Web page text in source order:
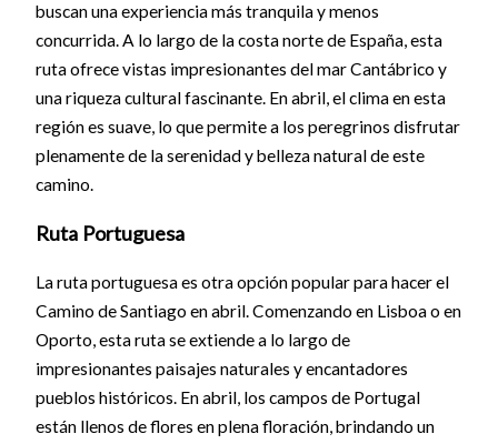
buscan una experiencia más tranquila y menos
concurrida. A lo largo de la costa norte de España, esta
ruta ofrece vistas impresionantes del mar Cantábrico y
una riqueza cultural fascinante. En abril, el clima en esta
región es suave, lo que permite a los peregrinos disfrutar
plenamente de la serenidad y belleza natural de este
camino.
Ruta Portuguesa
La ruta portuguesa es otra opción popular para hacer el
Camino de Santiago en abril. Comenzando en Lisboa o en
Oporto, esta ruta se extiende a lo largo de
impresionantes paisajes naturales y encantadores
pueblos históricos. En abril, los campos de Portugal
están llenos de flores en plena floración, brindando un